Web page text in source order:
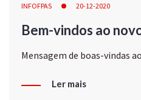
INFOFPAS 20-12-2020
Bem-vindos ao
Mensagem de boas-vindas
Ler mais